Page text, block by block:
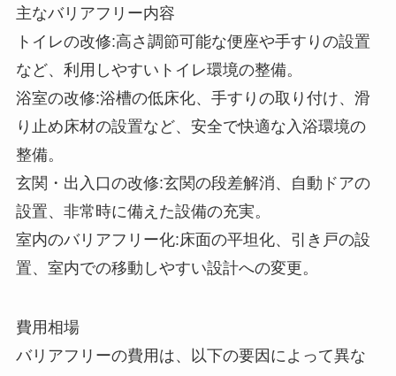
主なバリアフリー内容
トイレの改修:高さ調節可能な便座や手すりの設置
など、利用しやすいトイレ環境の整備。
浴室の改修:浴槽の低床化、手すりの取り付け、滑
り止め床材の設置など、安全で快適な入浴環境の
整備。
玄関・出入口の改修:玄関の段差解消、自動ドアの
設置、非常時に備えた設備の充実。
室内のバリアフリー化:床面の平坦化、引き戸の設
置、室内での移動しやすい設計への変更。
費用相場
バリアフリーの費用は、以下の要因によって異な